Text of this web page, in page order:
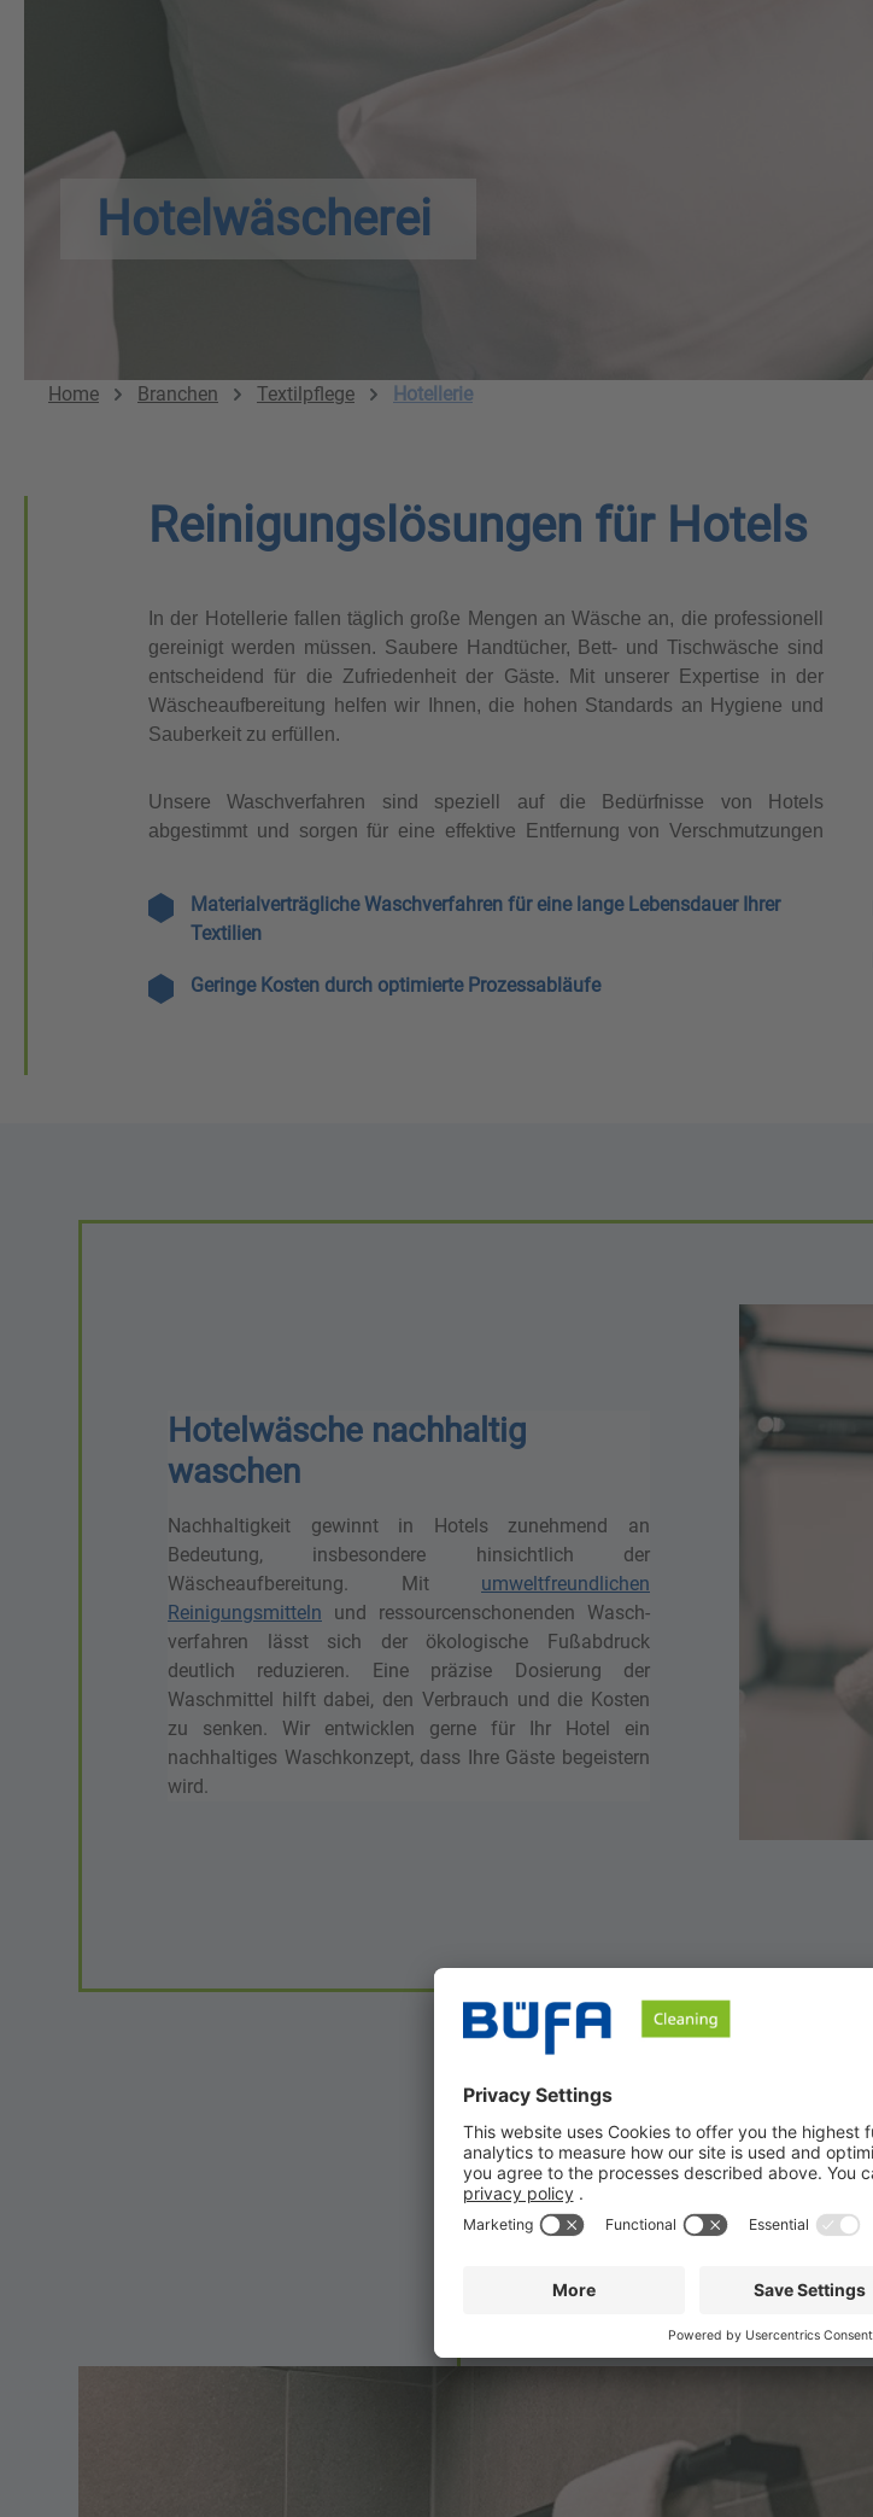
Hotelwäscherei
Home Branchen Textilpflege Hotellerie
Reinigungslösungen für Hotels
In der Hotellerie fallen täglich große Mengen an Wäsche an, die professionell
gereinigt werden müssen. Saubere Handtücher, Bett- und Tischwäsche sind
entscheidend für die Zufriedenheit der Gäste. Mit unserer Expertise in der
Wäscheaufbereitung helfen wir Ihnen, die hohen Standards an Hygiene und
Sauberkeit zu erfüllen.
Unsere Waschverfahren sind speziell auf die Bedürfnisse von Hotels
abgestimmt und sorgen für eine effektive Entfernung von Verschmutzungen
Materialverträgliche Waschverfahren für eine lange Lebensdauer Ihrer
Textilien
Geringe Kosten durch optimierte Prozessabläufe
Hotelwäsche nachhaltig
waschen
Nachhaltigkeit gewinnt in Hotels zunehmend an
Bedeutung, insbesondere hinsichtlich der
Wäscheaufbereitung. Mit umweltfreundlichen
Reinigungsmitteln und ressourcenschonenden Wasch-
verfahren lässt sich der ökologische Fußabdruck
deutlich reduzieren. Eine präzise Dosierung der
Waschmittel hilft dabei, den Verbrauch und die Kosten
zu senken. Wir entwicklen gerne für Ihr Hotel ein
nachhaltiges Waschkonzept, dass Ihre Gäste begeistern
wird.